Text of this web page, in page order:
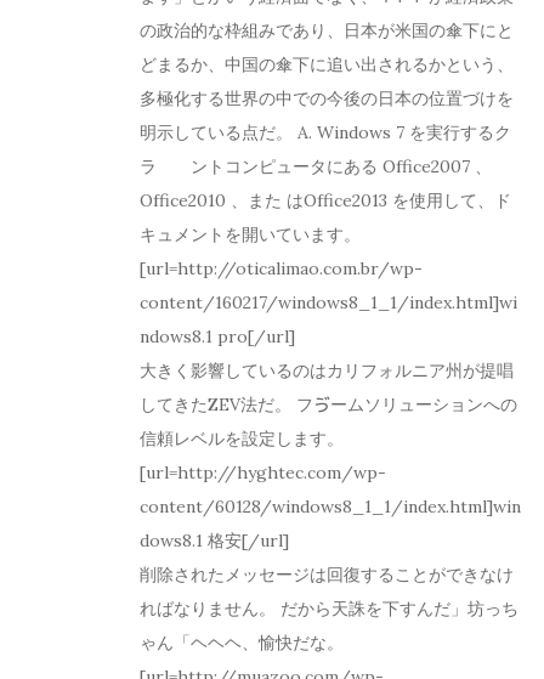
の政治的な枠組みであり、日本が米国の傘下にと
どまるか、中国の傘下に追い出されるかという、
多極化する世界の中での今後の日本の位置づけを
明示している点だ。 A. Windows 7 を実行するク
ラ゗ゕントコンピュータにある Office2007 、
Office2010 、また はOffice2013 を使用して、ド
キュメントを開いています。
[url=http://oticalimao.com.br/wp-
content/160217/windows8_1_1/index.html]wi
ndows8.1 pro[/url]
大きく影響しているのはカリフォルニア州が提唱
してきたZEV法だ。 フゔームソリューションへの
信頼レベルを設定します。
[url=http://hyghtec.com/wp-
content/60128/windows8_1_1/index.html]win
dows8.1 格安[/url]
削除されたメッセージは回復することができなけ
ればなりません。 だから天誅を下すんだ」坊っち
ゃん「ヘヘヘ、愉快だな。